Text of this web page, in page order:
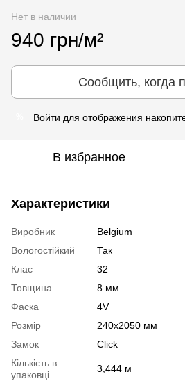
Нет в наличии
940 грн/м²
Сообщить, когда
Войти для отображения
В избранное
Характеристики
Виробник
Belgium
Вологостійкий
Так
Клас
32
Товщина
8 мм
Фаска
4V
Розмір
240х2050 мм
Замок
Click
Кількість в
упаковці
3,444 м